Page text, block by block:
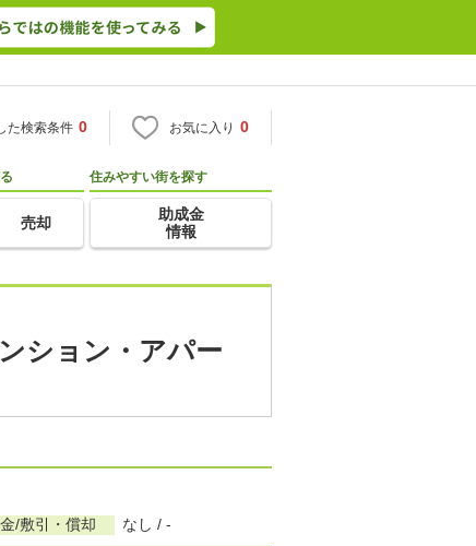
た検索条件 0 お気に入り 0
売却
住みやすい街を探す
助成金
情報
ション・アパー
/敷引・償却 なし / -